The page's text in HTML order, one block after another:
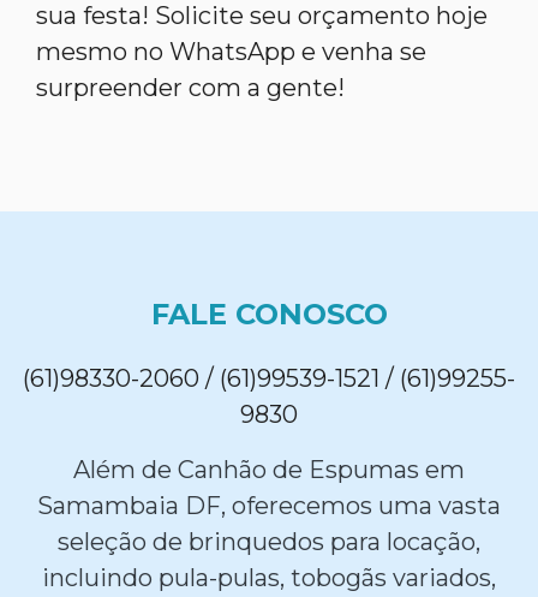
sua festa! Solicite seu orçamento hoje
mesmo no WhatsApp e venha se
surpreender com a gente!
FALE CONOSCO
(61)98330-2060 / (61)99539-1521 / (61)99255-
9830
Além de Canhão de Espumas em
Samambaia DF, oferecemos uma vasta
seleção de brinquedos para locação,
incluindo pula-pulas, tobogãs variados,